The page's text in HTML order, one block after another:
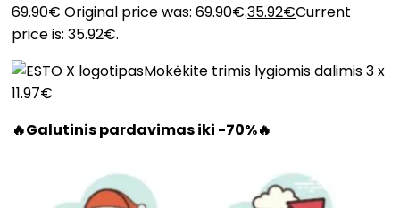
69.90€Original price was: 69.90€.35.92€Current
price is: 35.92€.
Mokėkite trimis lygiomis dalimis 3 x
11.97€
🔥Galutinis pardavimas iki -70%🔥